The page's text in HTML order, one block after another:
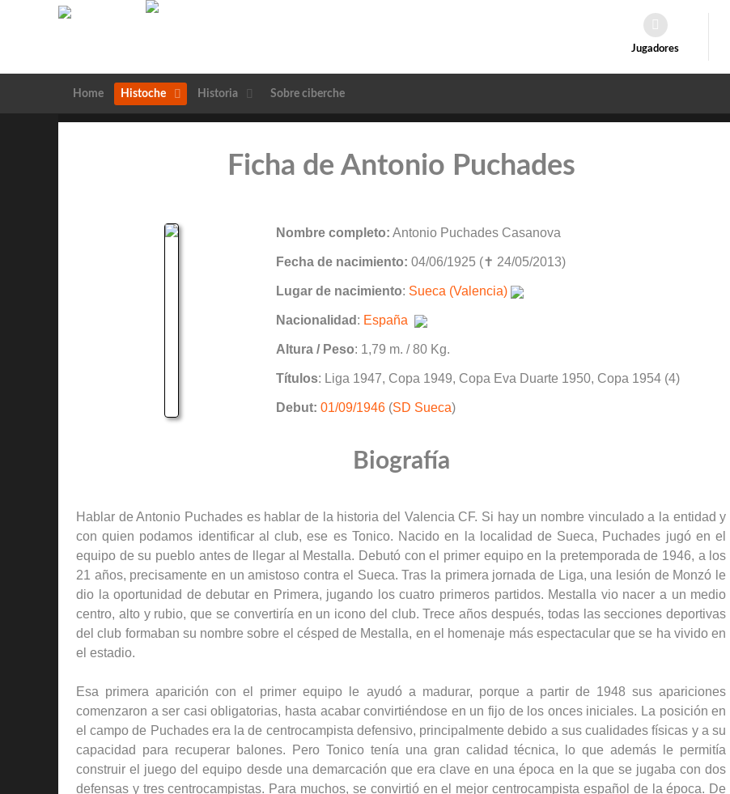
Jugadores
Home Histoche Historia Sobre ciberche
Ficha de Antonio Puchades
Nombre completo: Antonio Puchades Casanova
Fecha de nacimiento: 04/06/1925 (✝ 24/05/2013)
Lugar de nacimiento: Sueca (Valencia)
Nacionalidad : España
Altura / Peso: 1,79 m. / 80 Kg.
Títulos: Liga 1947, Copa 1949, Copa Eva Duarte 1950, Copa 1954 (4)
Debut: 01/09/1946(SD Sueca)
Biografía
Hablar de Antonio Puchades es hablar de la historia del Valencia CF. Si hay un nombre vinculado a la entidad y
con quien podamos identificar al club, ese es Tonico. Nacido en la localidad de Sueca, Puchades jugó en el
equipo de su pueblo antes de llegar al Mestalla. Debutó con el primer equipo en la pretemporada de 1946, a los
21 años, precisamente en un amistoso contra el Sueca. Tras la primera jornada de Liga, una lesión de Monzó le
dio la oportunidad de debutar en Primera, jugando los cuatro primeros partidos. Mestalla vio nacer a un medio
centro, alto y rubio, que se convertiría en un icono del club. Trece años después, todas las secciones deportivas
del club formaban su nombre sobre el césped de Mestalla, en el homenaje más espectacular que se ha vivido en
el estadio.
Esa primera aparición con el primer equipo le ayudó a madurar, porque a partir de 1948 sus apariciones
comenzaron a ser casi obligatorias, hasta acabar convirtiéndose en un fijo de los onces iniciales. La posición en
el campo de Puchades era la de centrocampista defensivo, principalmente debido a sus cualidades físicas y a su
capacidad para recuperar balones. Pero Tonico tenía una gran calidad técnica, lo que además le permitía
construir el juego del equipo desde una demarcación que era clave en una época en la que se jugaba con dos
defensas y tres centrocampistas. Para muchos, se convirtió en el mejor centrocampista español de la época. De